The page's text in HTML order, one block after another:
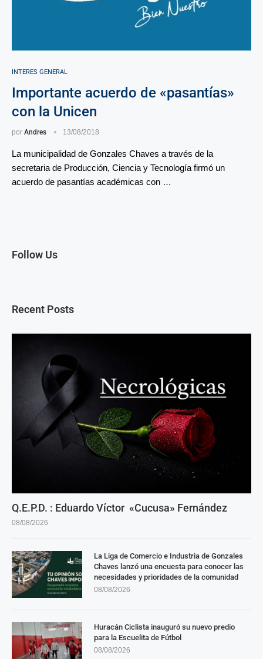
INTERES GENERAL
Importante acuerdo de «pasantías»
con la Unicen
por Andres 13/08/2018
La municipalidad de Gonzales Chaves a través de la
secretaria de Producción, Ciencia y Tecnología firmó un
acuerdo de pasantías académicas con …
Follow Us
Recent Posts
Q.E.P.D. : Eduardo Víctor «Cucusa» Fernández
08/08/2026
La Liga de Comercio e Industria de Gonzales
Chaves lanzó una encuesta para conocer las
necesidades y prioridades de la comunidad
08/08/2026
Huracán Ciclista inauguró su nuevo predio
para la Escuelita de Fútbol
08/08/2026